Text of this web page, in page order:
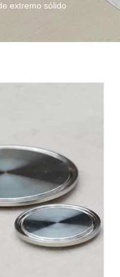
extremo sólido